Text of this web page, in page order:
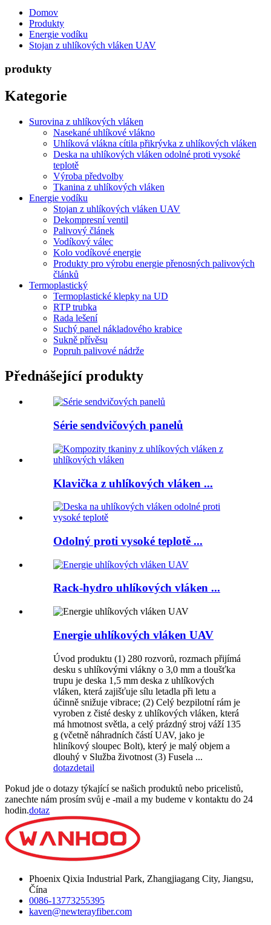
Domov
Produkty
Energie vodíku
Stojan z uhlíkových vláken UAV
produkty
Kategorie
Surovina z uhlíkových vláken
Nasekané uhlíkové vlákno
Uhlíková vlákna cítila přikrývka z uhlíkových vláken
Deska na uhlíkových vláken odolné proti vysoké
teplotě
Výroba předvolby
Tkanina z uhlíkových vláken
Energie vodíku
Stojan z uhlíkových vláken UAV
Dekompresní ventil
Palivový článek
Vodíkový válec
Kolo vodíkové energie
Produkty pro výrobu energie přenosných palivových
článků
Termoplastický
Termoplastické klepky na UD
RTP trubka
Rada lešení
Suchý panel nákladového krabice
Sukně přívěsu
Popruh palivové nádrže
Přednášející produkty
Série sendvičových panelů
Klavička z uhlíkových vláken ...
Odolný proti vysoké teplotě ...
Rack-hydro uhlíkových vláken ...
Energie uhlíkových vláken UAV
Úvod produktu (1) 280 rozvorů, rozmach přijímá
desku s uhlíkovými vlákny o 3,0 mm a tloušťka
trupu je deska 1,5 mm deska z uhlíkových
vláken, která zajišťuje sílu letadla při letu a
účinně snižuje vibrace; (2) Celý bezpilotní rám je
vyroben z čisté desky z uhlíkových vláken, která
má hmotnost světla, a celý prázdný stroj váží 135
g (včetně náhradních částí UAV, jako je
hliníkový sloupec Bolt), který je malý objem a
dlouhý v Služba životnost (3) Fusela ...
dotazdetail
Pokud jde o dotazy týkající se našich produktů nebo pricelistů,
zanechte nám prosím svůj e -mail a my budeme v kontaktu do 24
hodin.dotaz
Phoenix Qixia Industrial Park, Zhangjiagang City, Jiangsu,
Čína
0086-13773255395
kaven@newterayfiber.com